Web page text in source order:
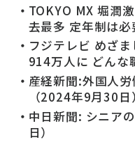
TOKYO MX 堀潤
去最多 定年制は
フジテレビ めざ
914万人に どんな
産経新聞:外国人
（2024年9月30日）
中日新聞: シニア
日）